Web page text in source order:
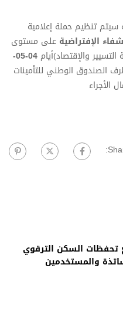
تنظيم حملة إعلامية
الإفتراضية على مستوى
والإقتصاد)أيام
04-05-
الصندوق الوطني للتأمينات
الأجراء
تحفظات السكن الترقوي
والمستخدمين